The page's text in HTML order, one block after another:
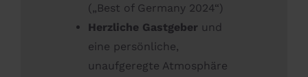
(„Best of Germany 2024“)
Herzliche Gastgeber und
eine persönliche,
unaufgeregte Atmosphäre